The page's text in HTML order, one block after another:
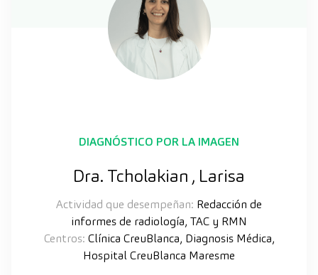
DIAGNÓSTICO POR LA IMAGEN
Dra. Tcholakian , Larisa
Actividad que desempeñan: Redacción de
informes de radiología, TAC y RMN
Centros: Clínica CreuBlanca, Diagnosis Médica,
Hospital CreuBlanca Maresme